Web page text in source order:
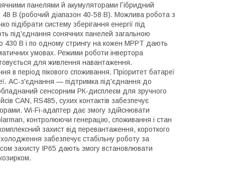
панелями й акумуляторами Гібридний
48 В (робочий діапазон 40-58 В). Можлива робота з
підібрати систему зберігання енергії під
під'єднання сонячних панелей загальною
430 В і по одному стрингу на кожен MPPT дають
умовах. Режими роботи інвертора
для живлення навантаження.
в період пікового споживання. Пріоритет батареї
AC-з'єднання — підтримка під'єднання до
сенсорним РК-дисплеєм для зручного
CAN, RS485, сухих контактів забезпечує
Wi-Fi-адаптер дає змогу здійснювати
контролюючи генерацію, споживання і стан
захист від перевантаження, короткого
забезпечує стабільну роботу за
захисту IP65 дають змогу встановлювати